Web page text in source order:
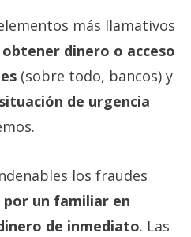
más llamativos
obtener dinero o acceso
(sobre todo, bancos) y
situación de urgencia
los fraudes
por un familiar en
de inmediato. Las